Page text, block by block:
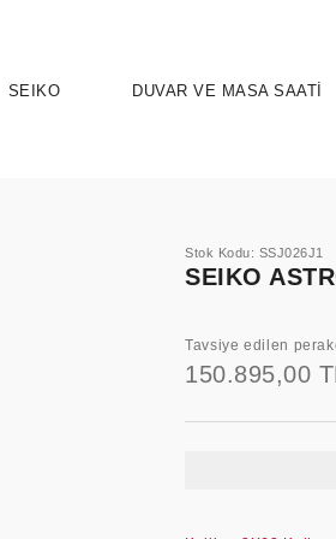
ELEGANCE
SEIKO
SEIKO 5
DUVAR VE MASA SAATİ
Stok Kodu: SSJ026J1
SEIKO
Tavsiye edilen
150.895,00